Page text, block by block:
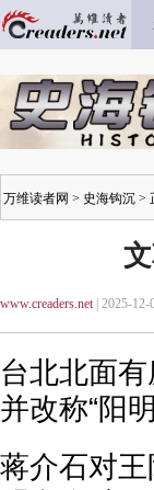
万维读者网 > 史海钩沉 >
www.creaders.net| 2025-12-
台北北面
并改称“阳
蒋介石对